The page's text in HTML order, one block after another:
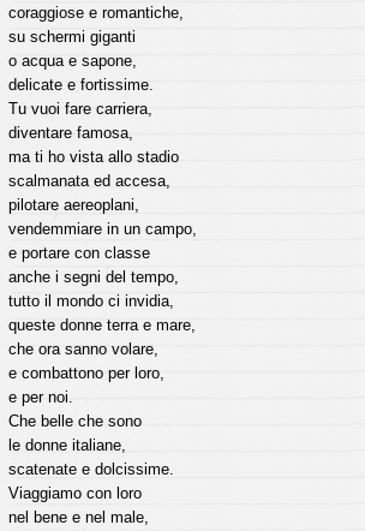
coraggiose e romantiche,
su schermi giganti
o acqua e sapone,
delicate e fortissime.
Tu vuoi fare carriera,
diventare famosa,
ma ti ho vista allo stadio
scalmanata ed accesa,
pilotare aereoplani,
vendemmiare in un campo,
e portare con classe
anche i segni del tempo,
tutto il mondo ci invidia,
queste donne terra e mare,
che ora sanno volare,
e combattono per loro,
e per noi.
Che belle che sono
le donne italiane,
scatenate e dolcissime.
Viaggiamo con loro
nel bene e nel male,